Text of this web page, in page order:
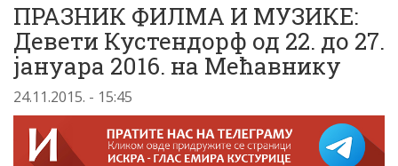
ПРАЗНИК ФИЛМА И МУЗИКЕ:
Девети Кустендорф од 22. до 27.
јануара 2016. на Мећавнику
24.11.2015. - 15:45